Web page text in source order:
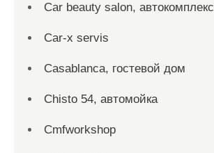
Car beauty salon, автокомплекс
Car-x servis
Casablanca, гостевой дом
Chisto 54, автомойка
Cmfworkshop